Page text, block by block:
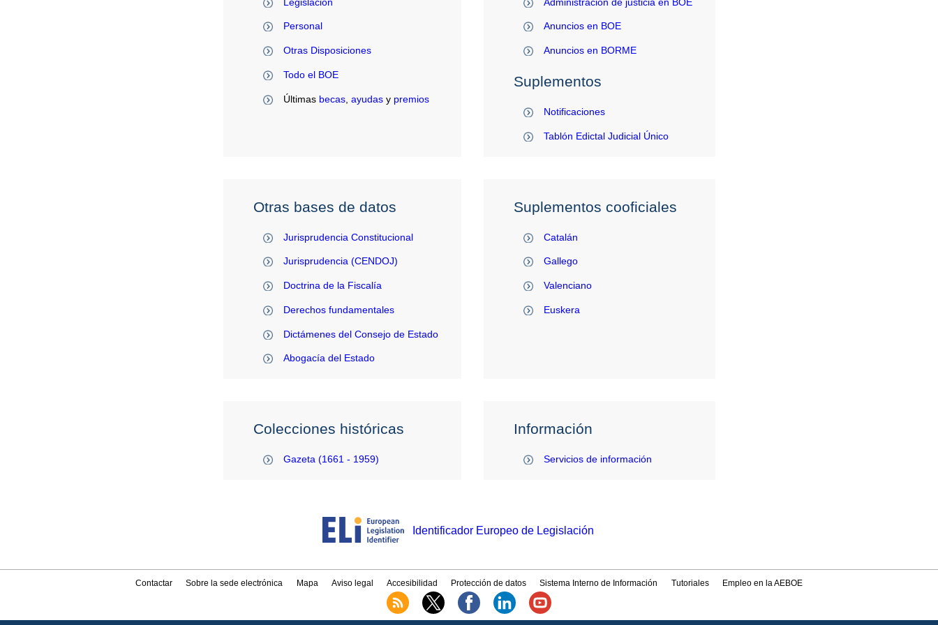
Personal
Otras Disposiciones
Todo el BOE
Últimas becas, ayudasy premios
Anuncios en BOE
Anuncios en BORME
Suplementos
Notificaciones
Tablón Edictal Judicial Único
Otras bases de datos
Jurisprudencia Constitucional
Jurisprudencia (CENDOJ)
Doctrina de la Fiscalía
Derechos fundamentales
Dictámenes del Consejo de Estado
Abogacía del Estado
Suplementos cooficiales
Catalán
Gallego
Valenciano
Euskera
Colecciones históricas
Gazeta (1661 - 1959)
Información
Servicios de información
Identificador Europeo de Legislación
Contactar Sobre la sede electrónica Mapa Aviso legal Accesibilidad Protección de datos Sistema Interno de Información Tutoriales Empleo en la AEBOE